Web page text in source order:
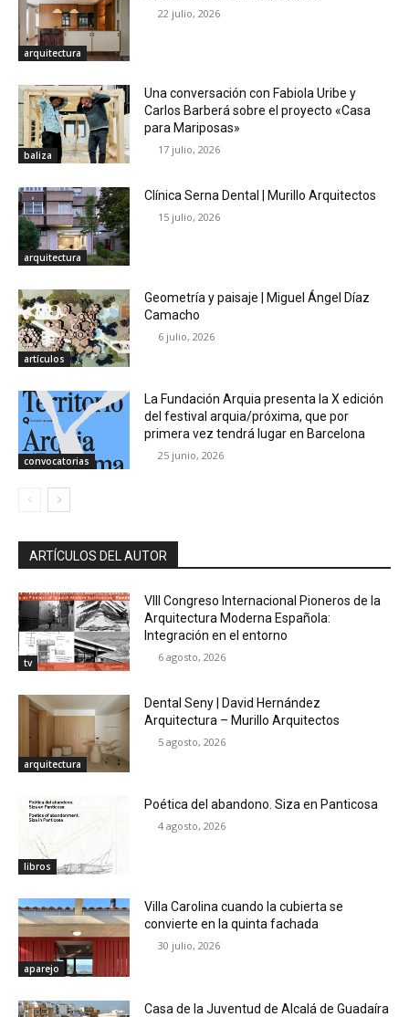
arquitectura
22 julio, 2026
baliza
Una conversación con Fabiola Uribe y
Carlos Barberá sobre el proyecto «Casa
para Mariposas»
17 julio, 2026
arquitectura
Clínica Serna Dental | Murillo Arquitectos
15 julio, 2026
artículos
Geometría y paisaje | Miguel Ángel Díaz
Camacho
6 julio, 2026
convocatorias
La Fundación Arquia presenta la X edición
del festival arquia/próxima, que por
primera vez tendrá lugar en Barcelona
25 junio, 2026
ARTÍCULOS DEL AUTOR
tv
VIII Congreso Internacional Pioneros de la
Arquitectura Moderna Española:
Integración en el entorno
6 agosto, 2026
arquitectura
Dental Seny | David Hernández
Arquitectura – Murillo Arquitectos
5 agosto, 2026
libros
Poética del abandono. Siza en Panticosa
4 agosto, 2026
aparejo
Villa Carolina cuando la cubierta se
convierte en la quinta fachada
30 julio, 2026
Casa de la Juventud de Alcalá de Guadaíra